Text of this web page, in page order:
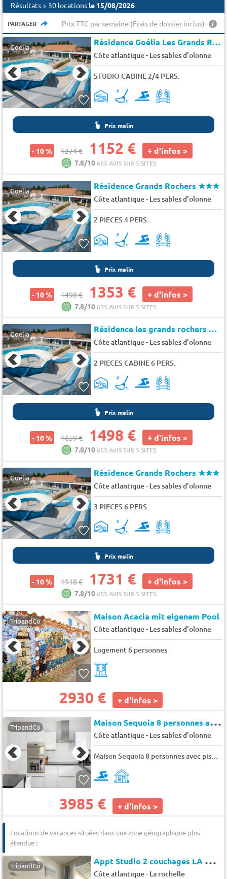
Résultats > 30 locations le 15/08/2026
PARTAGER Prix TTC par semaine (Frais de dossier inclus)
Goelia Résidence Goélia Les Grands Rochers
Côte atlantique- Les sables d'olonne
STUDIO CABINE 2/4 PERS.
Prix malin
- 10 % 1274 € 1152 € + d'infos >
7.8/10655 AVIS SUR 5 SITES
Goelia Résidence Grands Rochers★★★
Côte atlantique- Les sables d'olonne
2 PIECES 4 PERS.
Prix malin
- 10 % 1498 € 1353 € + d'infos >
7.8/10655 AVIS SUR 5 SITES
Goelia Résidence les grands rochers
Côte atlantique- Les sables d'olonne
2 PIECES CABINE 6 PERS.
Prix malin
- 10 % 1659 € 1498 € + d'infos >
7.8/10655 AVIS SUR 5 SITES
Goelia Résidence Grands Rochers★★★
Côte atlantique- Les sables d'olonne
3 PIECES 6 PERS.
Prix malin
- 10 % 1918 € 1731 € + d'infos >
7.8/10655 AVIS SUR 5 SITES
TripandCo Maison Acacia mit eigenem Pool
Côte atlantique- Les sables d'olonne
Logement 6 personnes
2930 € + d'infos >
TripandCo M
aison Sequoia 8 personnes avec piscine privée
Côte atlantique- Les sables d'olonne
Maison Sequoia 8 personnes avec piscine privée
3985 € + d'infos >
Locations de vacances situées dans une zone géographique plus
étendue :
TripandCo A
ppt Studio 2 couchages LA ROCHELLE - Fun
Côte atlantique- La rochelle